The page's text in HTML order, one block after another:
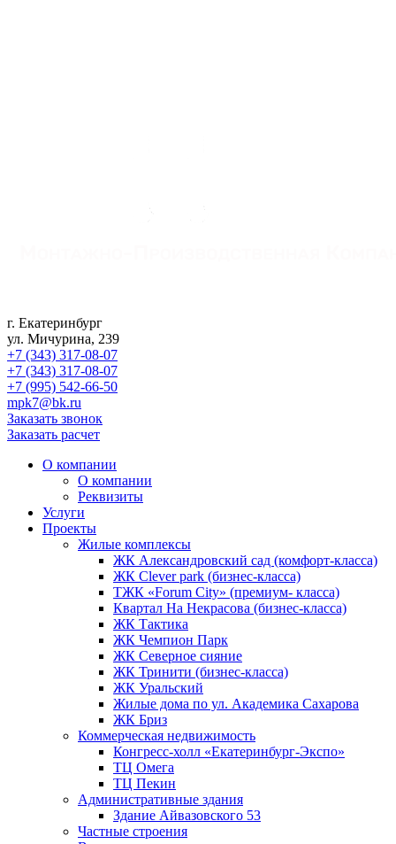
г. Екатеринбург
ул. Мичурина, 239
+7 (343) 317-08-07
+7 (343) 317-08-07
+7 (995) 542-66-50
mpk7@bk.ru
Заказать звонок
Заказать расчет
О компании
О компании
Реквизиты
Услуги
Проекты
Жилые комплексы
ЖК Александровский сад (комфорт-класса)
ЖК Clever park (бизнес-класса)
ТЖК «Forum City» (премиум- класса)
Квартал На Некрасова (бизнес-класса)
ЖК Тактика
ЖК Чемпион Парк
ЖК Северное сияние
ЖК Тринити (бизнес-класса)
ЖК Уральский
Жилые дома по ул. Академика Сахарова
ЖК Бриз
Коммерческая недвижимость
Конгресс-холл «Екатеринбург-Экспо»
ТЦ Омега
ТЦ Пекин
Административные здания
Здание Айвазовского 53
Частные строения